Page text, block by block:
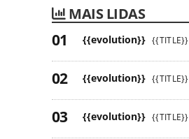
MAIS LIDAS
{{evolution}} {{TITLE}}
{{evolution}} {{TITLE}}
{{evolution}} {{TITLE}}